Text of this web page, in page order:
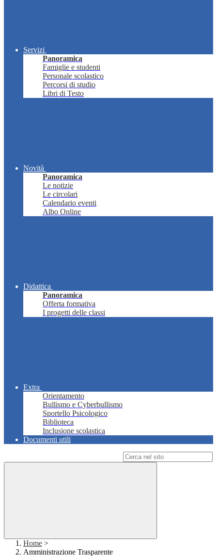
Servizi
Panoramica
Famiglie e studenti
Personale scolastico
Percorsi di studio
Libri di Testo
Novità
Panoramica
Le notizie
Le circolari
Calendario eventi
Albo Online
Didattica
Panoramica
Offerta formativa
I progetti delle classi
Extra
Orientamento
Bullismo e Cyberbullismo
Sportello Psicologico
Biblioteca
Inclusione scolastica
Documenti utili
Home >
Amministrazione Trasparente